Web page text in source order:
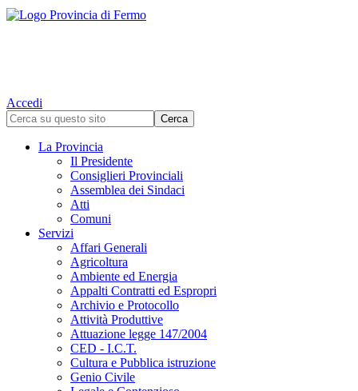
Accedi
La Provincia
Il Presidente
Consiglieri Provinciali
Assemblea dei Sindaci
Atti
Comuni
Servizi
Affari Generali
Agricoltura
Ambiente ed Energia
Appalti Contratti ed Espropri
Archivio e Protocollo
Attività Produttive
Attuazione legge 147/2004
CED - I.C.T.
Cultura e Pubblica istruzione
Genio Civile